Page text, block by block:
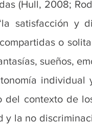
(Hull, 2008;
satisfacción y
o
sueños,
individual
del contexto de
y la no